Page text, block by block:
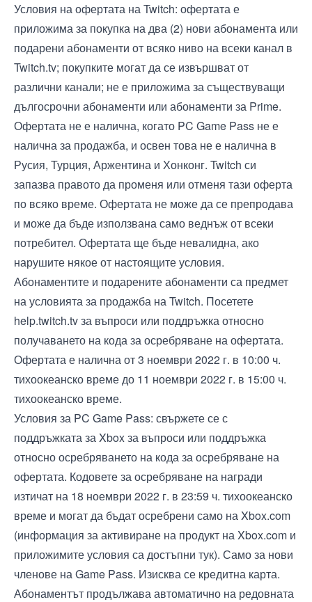
Условия на офертата на Twitch: офертата е
приложима за покупка на два (2) нови абонамента или
подарени абонаменти от всяко ниво на всеки канал в
Twitch.tv; покупките могат да се извършват от
различни канали; не е приложима за съществуващи
дългосрочни абонаменти или абонаменти за Prime.
Офертата не е налична, когато PC Game Pass не е
налична за продажба, и освен това не е налична в
Русия, Турция, Аржентина и Хонконг. Twitch си
запазва правото да променя или отменя тази оферта
по всяко време. Офертата не може да се препродава
и може да бъде използвана само веднъж от всеки
потребител. Офертата ще бъде невалидна, ако
нарушите някое от настоящите условия.
Абонаментите и подарените абонаменти са предмет
наусловията за продажба на Twitch. Посетете
help.twitch.tvза въпроси или поддръжка относно
получаването на кода за осребряване на офертата.
Офертата е налична от 3 ноември 2022 г. в 10:00 ч.
тихоокеанско време до 11 ноември 2022 г. в 15:00 ч.
тихоокеанско време.
Условия за PC Game Pass: свържете се с
поддръжката за Xboxза въпроси или поддръжка
относно осребряването на кода за осребряване на
офертата. Кодовете за осребряване на награди
изтичат на 18 ноември 2022 г. в 23:59 ч. тихоокеанско
време и могат да бъдат осребрени само наXbox.com
(информация за активиране на продукт на Xbox.com и
приложимите условия са достъпни тук). Само за нови
членове на Game Pass. Изисква се кредитна карта.
Абонаментът продължава автоматично на редовната